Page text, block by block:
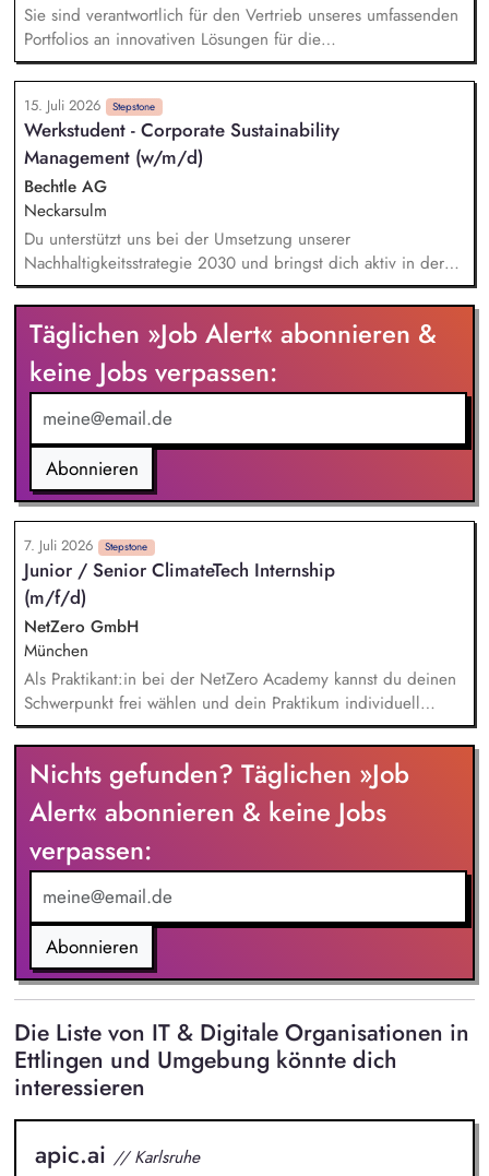
Sie sind verantwortlich für den Vertrieb unseres umfassenden
Portfolios an innovativen Lösungen für die
Wohnungswirtschaft (Abrechnungsdienstleistung,
Energiemanagement, Immobilienservices). Sie betreuen und
beraten unsere Kunden innerhalb Ihres Vertriebsgebietes und
bauen ein starkes eigenes Netzwerk in der
Immobilienwirtschaft auf. Im Rahmen des
Kundenbeziehungsmanagements nehmen Sie auch an
Kundenveranstaltungen und Messen teil. Sie erkennen und
analysieren Kundenanforderungen und erarbeiten passende
Lösungsansätze.
15. Juli 2026 Stepstone
Werkstudent - Corporate Sustainability
Management (w/m/d)
Bechtle AG
Neckarsulm
Du unterstützt uns bei der Umsetzung unserer
Nachhaltigkeitsstrategie 2030 und bringst dich aktiv in deren
Weiterentwicklung über alle Handlungsfelder hinweg ein.
Dabei arbeitest du an unterschiedlichen Initiativen und
Themen entlang unserer Nachhaltigkeitsdimensionen und
unterstützt bei der Integration nachhaltiger Ansätze in unsere
Unternehmensprozesse. Ein weiterer Schwerpunkt deiner
Tätigkeit liegt in der Unterstützung bei der Umsetzung und
Weiterentwicklung regulatorischer Anforderungen im Bereich
Nachhaltigkeit, beispielsweise im Kontext von CSRD/ESRS
oder der EU-Taxonomie.
Täglichen »Job Alert« abonnieren &
keine Jobs verpassen:
Abonnieren
7. Juli 2026 Stepstone
Junior / Senior ClimateTech Internship
(m/f/d)
NetZero GmbH
München
Als Praktikant:in bei der NetZero Academy kannst du deinen
Schwerpunkt frei wählen und dein Praktikum individuell
gestalten. Je nach Erfahrung und Qualifikation bieten wir
Junior- und Senior-Praktika an. - Praktikum Sales: Kund:innen
beraten, Marktanalysen erstellen, Verkaufsstrategien für neue
Zielgruppen im Bereich Nachhaltigkeit entwickeln - Praktikum
Marketing: Content erstellen, Kampagnenplanung
unterstützen, Analysen & Recherche durchführen - Praktikum
Operations: Kundenanfragen bearbeiten, Support- und
Betriebsaufgaben übernehmen - Praktikum Education:
Unterstützung bei Schulungsunterlagen, CO2-Impact
Bewertung, KI-Workflows für Energieberater entwickeln -
Praktikum Tech: Digitale Lernplattform weiterentwickeln,
Workflows automatisieren, Low- und No-Code-Tools einsetzen
Nichts gefunden? Täglichen »Job
Alert« abonnieren & keine Jobs
verpassen:
Abonnieren
Die Liste von IT & Digitale Organisationen in
Ettlingen und Umgebung könnte dich
interessieren
apic.ai // Karlsruhe